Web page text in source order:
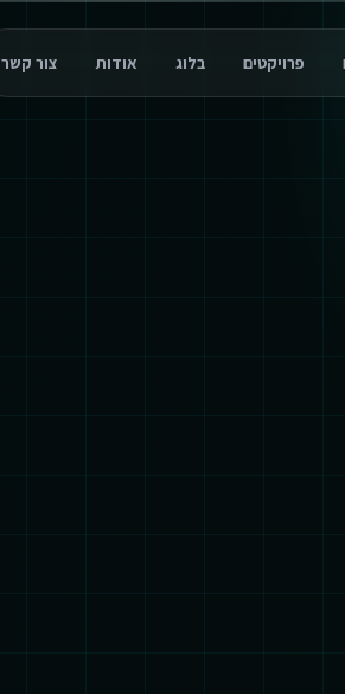
פרויקטים בלוג אודות צור קשר